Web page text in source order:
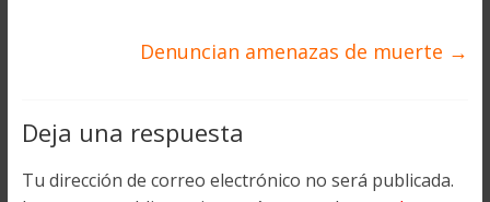
Denuncian amenazas de muerte →
Deja una respuesta
Tu dirección de correo electrónico no será publicada.